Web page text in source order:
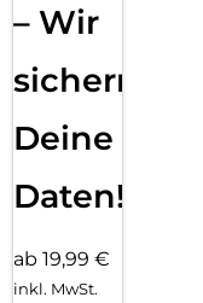
– Wir
sichern
Deine
Daten!
ab 19,99 €
inkl. MwSt.